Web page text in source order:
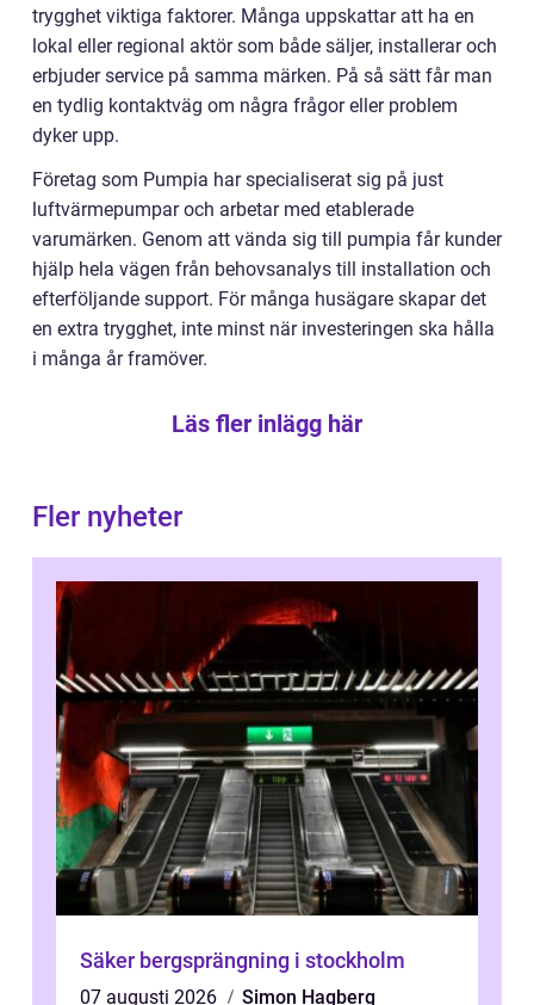
trygghet viktiga faktorer. Många uppskattar att ha en
lokal eller regional aktör som både säljer, installerar och
erbjuder service på samma märken. På så sätt får man
en tydlig kontaktväg om några frågor eller problem
dyker upp.
Företag som Pumpia har specialiserat sig på just
luftvärmepumpar och arbetar med etablerade
varumärken. Genom att vända sig till pumpia får kunder
hjälp hela vägen från behovsanalys till installation och
efterföljande support. För många husägare skapar det
en extra trygghet, inte minst när investeringen ska hålla
i många år framöver.
Läs fler inlägg här
Fler nyheter
Säker bergsprängning i stockholm
07 augusti 2026 Simon Hagberg